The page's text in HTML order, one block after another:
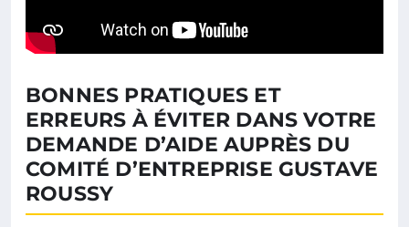
BONNES PRATIQUES ET
ERREURS À ÉVITER DANS VOTRE
DEMANDE D’AIDE AUPRÈS DU
COMITÉ D’ENTREPRISE GUSTAVE
ROUSSY